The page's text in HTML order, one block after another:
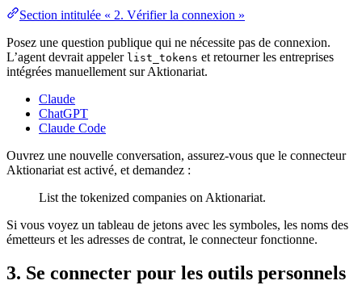
Section intitulée « 2. Vérifier la connexion »
Posez une question publique qui ne nécessite pas de connexion.
L’agent devrait appeler list_tokens et retourner les entreprises
intégrées manuellement sur Aktionariat.
Claude
ChatGPT
Claude Code
Ouvrez une nouvelle conversation, assurez-vous que le connecteur
Aktionariat est activé, et demandez :
List the tokenized companies on Aktionariat.
Si vous voyez un tableau de jetons avec les symboles, les noms des
émetteurs et les adresses de contrat, le connecteur fonctionne.
3. Se connecter pour les outils personnels